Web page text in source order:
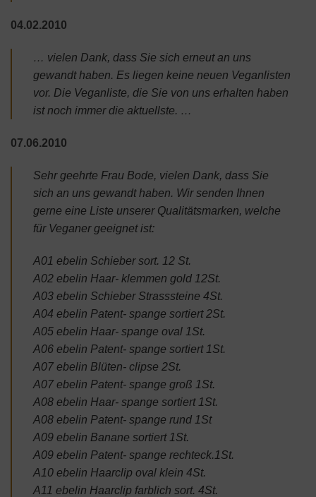
04.02.2010
… vielen Dank, dass Sie sich erneut an uns
gewandt haben. Es liegen keine neuen Veganlisten
vor. Die Veganliste, die Sie von uns erhalten haben
ist noch immer die aktuellste. …
07.06.2010
Sehr geehrte Frau Bode, vielen Dank, dass Sie
sich an uns gewandt haben. Wir senden Ihnen
gerne eine Liste unserer Qualitätsmarken, welche
für Veganer geeignet ist:
A01 ebelin Schieber sort. 12 St.
A02 ebelin Haar- klemmen gold 12St.
A03 ebelin Schieber Strasssteine 4St.
A04 ebelin Patent- spange sortiert 2St.
A05 ebelin Haar- spange oval 1St.
A06 ebelin Patent- spange sortiert 1St.
A07 ebelin Blüten- clipse 2St.
A07 ebelin Patent- spange groß 1St.
A08 ebelin Haar- spange sortiert 1St.
A08 ebelin Patent- spange rund 1St
A09 ebelin Banane sortiert 1St.
A09 ebelin Patent- spange rechteck.1St.
A10 ebelin Haarclip oval klein 4St.
A11 ebelin Haarclip farblich sort. 4St.